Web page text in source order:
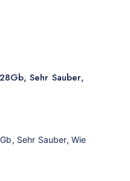
Sehr Sauber, Wie